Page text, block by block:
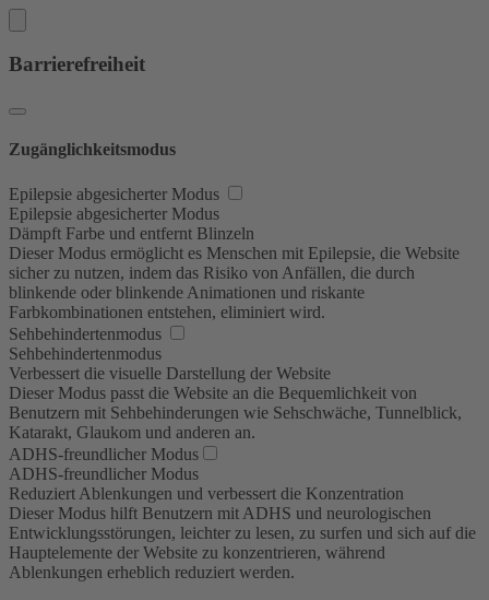
Barrierefreiheit
Zugänglichkeitsmodus
Epilepsie abgesicherter Modus
Epilepsie abgesicherter Modus
Dämpft Farbe und entfernt Blinzeln
Dieser Modus ermöglicht es Menschen mit Epilepsie, die Website
sicher zu nutzen, indem das Risiko von Anfällen, die durch
blinkende oder blinkende Animationen und riskante
Farbkombinationen entstehen, eliminiert wird.
Sehbehindertenmodus
Sehbehindertenmodus
Verbessert die visuelle Darstellung der Website
Dieser Modus passt die Website an die Bequemlichkeit von
Benutzern mit Sehbehinderungen wie Sehschwäche, Tunnelblick,
Katarakt, Glaukom und anderen an.
ADHS-freundlicher Modus
ADHS-freundlicher Modus
Reduziert Ablenkungen und verbessert die Konzentration
Dieser Modus hilft Benutzern mit ADHS und neurologischen
Entwicklungsstörungen, leichter zu lesen, zu surfen und sich auf die
Hauptelemente der Website zu konzentrieren, während
Ablenkungen erheblich reduziert werden.